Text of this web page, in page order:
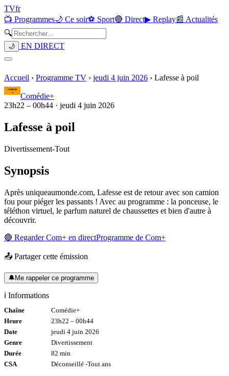
TVfr
📺 Programmes🌙 Ce soir⚽ Sport🔴 Direct▶ Replay📰 Actualités
🔍
🌙 EN DIRECT
Accueil › Programme TV › jeudi 4 juin 2026 › Lafesse à poil
Comédie+
23h22 – 00h44 · jeudi 4 juin 2026
Lafesse à poil
Divertissement-Tout
Synopsis
Après uniqueaumonde.com, Lafesse est de retour avec son camion
fou pour piéger les passants ! Avec au programme : la ponceuse, le
téléthon virtuel, le parfum naturel de chaussettes et bien d'autre à
découvrir.
🔴 RegarderCom+ en directProgramme de Com+
📤 Partager cette émission
🔔Me rappeler ce programme
ℹ️ Informations
Chaîne
Comédie+
Heure
23h22 – 00h44
Date
jeudi 4 juin 2026
Genre
Divertissement
Durée
82 min
CSA
Déconseillé -Tout ans